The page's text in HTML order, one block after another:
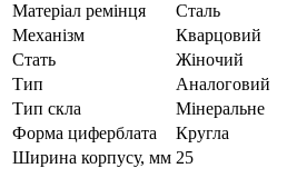
Матеріал ремінця
Сталь
Механізм
Кварцовий
Стать
Жіночий
Тип
Аналоговий
Тип скла
Мінеральне
Форма циферблата
Кругла
Ширина корпусу, мм 25